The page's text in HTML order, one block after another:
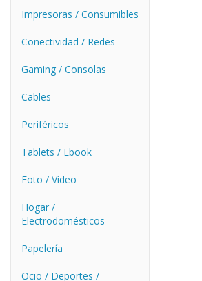
Impresoras / Consumibles
Conectividad / Redes
Gaming / Consolas
Cables
Periféricos
Tablets / Ebook
Foto / Video
Hogar /
Electrodomésticos
Papelería
Ocio / Deportes /